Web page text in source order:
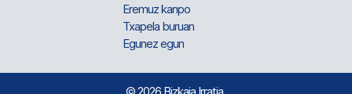
Eremuz kanpo
Txapela buruan
Egunez egun